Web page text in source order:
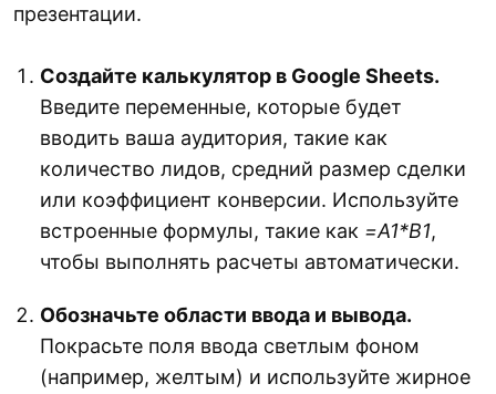
презентации.
Создайте калькулятор в Google Sheets.
Введите переменные, которые будет
вводить ваша аудитория, такие как
количество лидов, средний размер сделки
или коэффициент конверсии. Используйте
встроенные формулы, такие как =A1*B1,
чтобы выполнять расчеты автоматически.
Обозначьте области ввода и вывода.
Покрасьте поля ввода светлым фоном
(например, желтым) и используйте жирное